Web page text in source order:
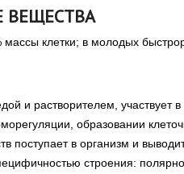
ВЕЩЕСТВА
массы клетки; в молодых
и растворителем, участвует
образовании
поступает в организм и
строения: